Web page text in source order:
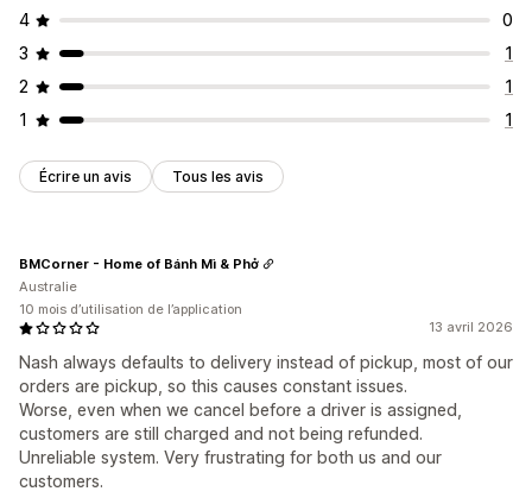
4
0
3
1
2
1
1
1
Écrire un avis Tous les avis
13 avril 2026
Nash always defaults to delivery instead of pickup, most of our
orders are pickup, so this causes constant issues.
Worse, even when we cancel before a driver is assigned,
customers are still charged and not being refunded.
Unreliable system. Very frustrating for both us and our
customers.
BMCorner - Home of Bánh Mì & Phở
Australie
10 mois d’utilisation de l’application